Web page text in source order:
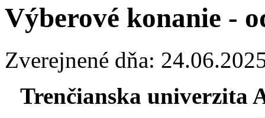
Výberové konanie -
Zverejnené dňa:
Trenčianska univerzita